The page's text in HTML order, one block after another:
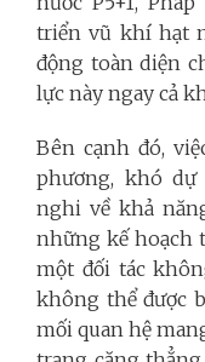
triển vũ khí hạt
động toàn diện
lực này ngay cả
Bên cạnh đó,
phương, khó dự
nghi về khả
những kế hoạch
một đối tác
không thể được
mối quan hệ